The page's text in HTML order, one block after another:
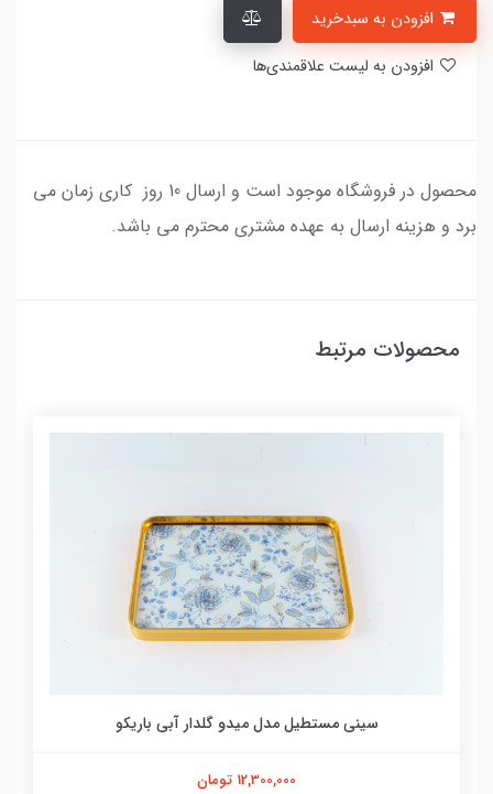
محصول در فروشگاه موجود است و ارسال 10 روز کاری زمان می
برد و هزینه ارسال به عهده مشتری محترم می باشد.
محصولات مرتبط
سینی مستطیل مدل میدو گلدار آبی باریکو
12,300,000 تومان